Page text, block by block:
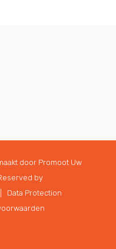
door Promoot Uw
by
Data Protection